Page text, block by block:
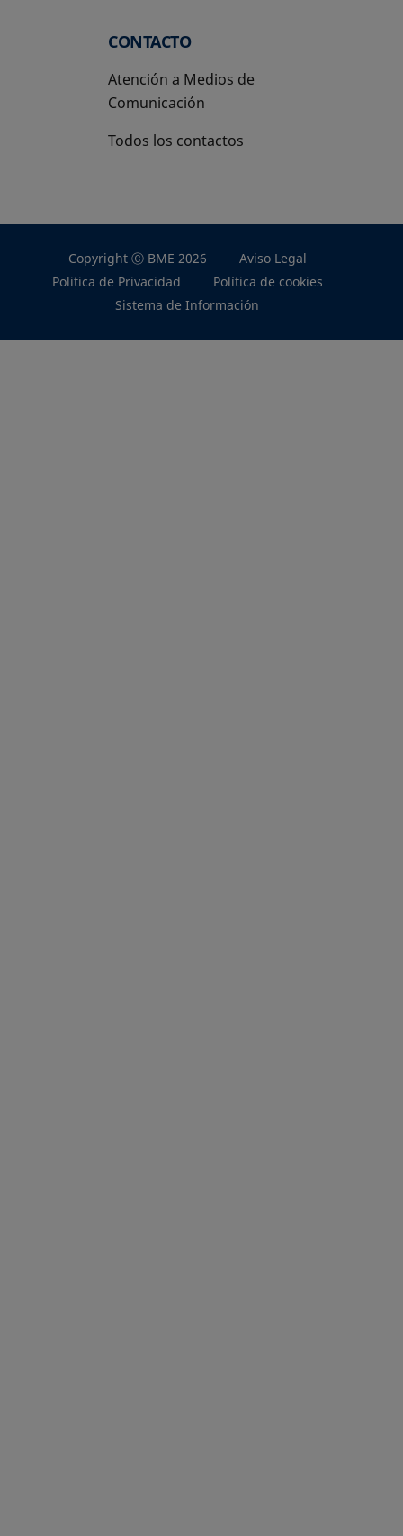
CONTACTO
Atención a Medios de
Comunicación
Todos los contactos
Copyright Ⓒ BME 2026
Aviso Legal
Politica de Privacidad
Política de cookies
Sistema de Información